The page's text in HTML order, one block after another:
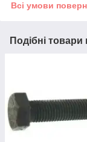
Всі умови
Подібні товари